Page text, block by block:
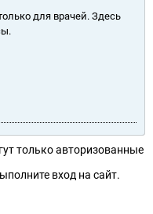
для врачей. Здесь
только авторизованные
вход на сайт.